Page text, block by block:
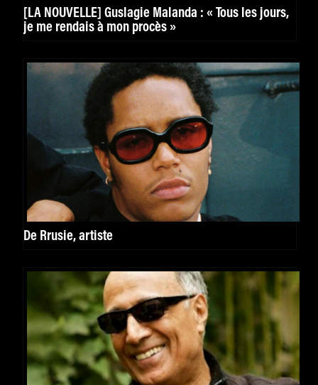
[LA NOUVELLE] Guslagie Malanda : « Tous les jours,
je me rendais à mon procès »
De Rrusie, artiste